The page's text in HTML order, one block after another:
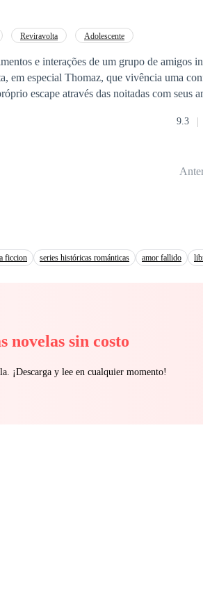
Reviravolta Adolescente
e interações de um grupo de amigos
em especial Thomaz, que vivência uma
escape através das noitadas com seus
9.3
ficcion series históricas románticas amor fallido
novelas sin costo
¡Descarga y lee en cualquier momento!